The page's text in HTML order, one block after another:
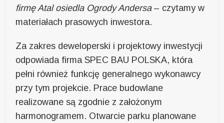
firmę Atal osiedla Ogrody Andersa– czytamy w
materiałach prasowych inwestora.
Za zakres deweloperski i projektowy inwestycji
odpowiada firma SPEC BAU POLSKA, która
pełni również funkcję generalnego wykonawcy
przy tym projekcie. Prace budowlane
realizowane są zgodnie z założonym
harmonogramem. Otwarcie parku planowane